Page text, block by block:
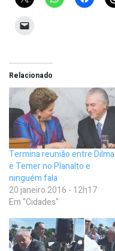
Relacionado
Termina reunião entre Dilma
e Temer no Planalto e
ninguém fala
20 janeiro 2016 - 12h17
Em "Cidades"